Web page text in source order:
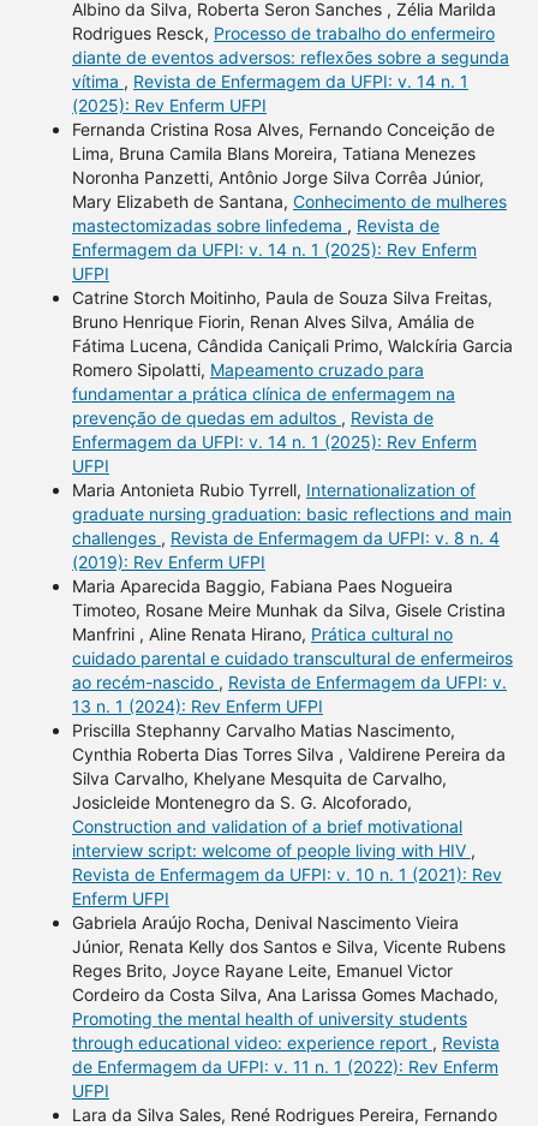
Albino da Silva, Roberta Seron Sanches , Zélia Marilda
Rodrigues Resck, Processo de trabalho do enfermeiro
diante de eventos adversos: reflexões sobre a segunda
vítima , Revista de Enfermagem da UFPI: v. 14 n. 1
(2025): Rev Enferm UFPI
Fernanda Cristina Rosa Alves, Fernando Conceição de
Lima, Bruna Camila Blans Moreira, Tatiana Menezes
Noronha Panzetti, Antônio Jorge Silva Corrêa Júnior,
Mary Elizabeth de Santana, Conhecimento de mulheres
mastectomizadas sobre linfedema , Revista de
Enfermagem da UFPI: v. 14 n. 1 (2025): Rev Enferm
UFPI
Catrine Storch Moitinho, Paula de Souza Silva Freitas,
Bruno Henrique Fiorin, Renan Alves Silva, Amália de
Fátima Lucena, Cândida Caniçali Primo, Walckíria Garcia
Romero Sipolatti, Mapeamento cruzado para
fundamentar a prática clínica de enfermagem na
prevenção de quedas em adultos , Revista de
Enfermagem da UFPI: v. 14 n. 1 (2025): Rev Enferm
UFPI
Maria Antonieta Rubio Tyrrell, Internationalization of
graduate nursing graduation: basic reflections and main
challenges , Revista de Enfermagem da UFPI: v. 8 n. 4
(2019): Rev Enferm UFPI
Maria Aparecida Baggio, Fabiana Paes Nogueira
Timoteo, Rosane Meire Munhak da Silva, Gisele Cristina
Manfrini , Aline Renata Hirano, Prática cultural no
cuidado parental e cuidado transcultural de enfermeiros
ao recém-nascido , Revista de Enfermagem da UFPI: v.
13 n. 1 (2024): Rev Enferm UFPI
Priscilla Stephanny Carvalho Matias Nascimento,
Cynthia Roberta Dias Torres Silva , Valdirene Pereira da
Silva Carvalho, Khelyane Mesquita de Carvalho,
Josicleide Montenegro da S. G. Alcoforado,
Construction and validation of a brief motivational
interview script: welcome of people living with HIV ,
Revista de Enfermagem da UFPI: v. 10 n. 1 (2021): Rev
Enferm UFPI
Gabriela Araújo Rocha, Denival Nascimento Vieira
Júnior, Renata Kelly dos Santos e Silva, Vicente Rubens
Reges Brito, Joyce Rayane Leite, Emanuel Victor
Cordeiro da Costa Silva, Ana Larissa Gomes Machado,
Promoting the mental health of university students
through educational video: experience report , Revista
de Enfermagem da UFPI: v. 11 n. 1 (2022): Rev Enferm
UFPI
Lara da Silva Sales, René Rodrigues Pereira, Fernando